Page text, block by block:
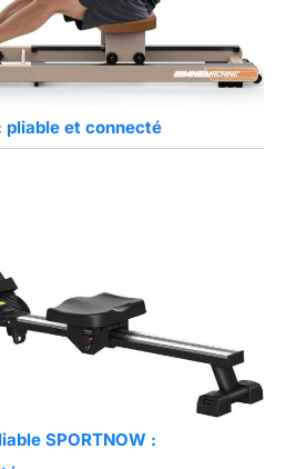
pliable et connecté
SPORTNOW :